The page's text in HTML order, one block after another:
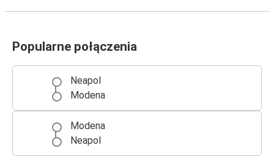
Popularne połączenia
Neapol
Modena
Modena
Neapol